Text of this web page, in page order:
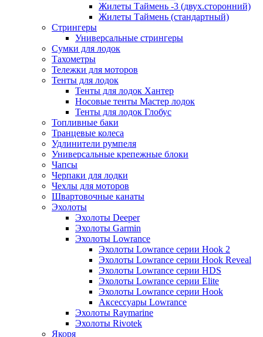
Жилеты Таймень -3 (двух.сторонний)
Жилеты Таймень (стандартный)
Стрингеры
Универсальные стрингеры
Сумки для лодок
Тахометры
Тележки для моторов
Тенты для лодок
Тенты для лодок Хантер
Носовые тенты Мастер лодок
Тенты для лодок Глобус
Топливные баки
Транцевые колеса
Удлинители румпеля
Универсальные крепежные блоки
Чапсы
Черпаки для лодки
Чехлы для моторов
Швартовочные канаты
Эхолоты
Эхолоты Deeper
Эхолоты Garmin
Эхолоты Lowrance
Эхолоты Lowrance серии Hook 2
Эхолоты Lowrance серии Hook Reveal
Эхолоты Lowrance серии HDS
Эхолоты Lowrance серии Elite
Эхолоты Lowrance серии Hook
Аксессуары Lowrance
Эхолоты Raymarine
Эхолоты Rivotek
Якоря